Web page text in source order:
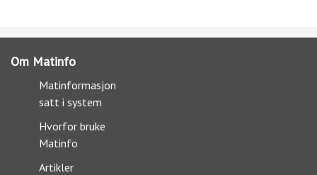
Om Matinfo
Matinformasjon
satt i system
Hvorfor bruke
Matinfo
Artikler